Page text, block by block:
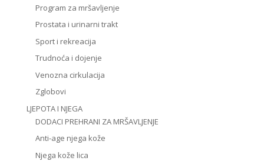
Program za mršavljenje
Prostata i urinarni trakt
Sport i rekreacija
Trudnoća i dojenje
Venozna cirkulacija
Zglobovi
LJEPOTA I NJEGA
DODACI PREHRANI ZA MRŠAVLJENJE
Anti-age njega kože
Njega kože lica